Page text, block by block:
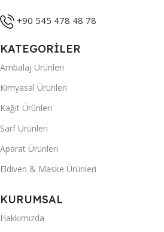
+90 545 478 48 78
KATEGORİLER
Ambalaj Ürünleri
Kimyasal Ürünleri
Kağıt Ürünleri
Sarf Ürünleri
Aparat Ürünleri
Eldiven & Maske Ürünleri
KURUMSAL
Hakkımızda